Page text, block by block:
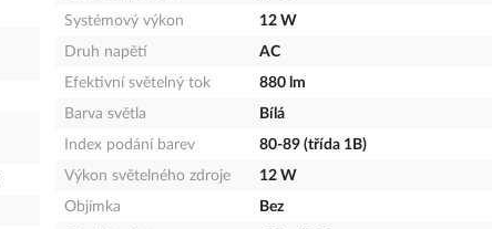
Systémový výkon
12 W
Druh napětí
AC
Efektivní světelný tok
880 lm
Barva světla
Bílá
Index podání barev
80-89 (třída 1B)
Výkon světelného zdroje
12 W
Objímka
Bez